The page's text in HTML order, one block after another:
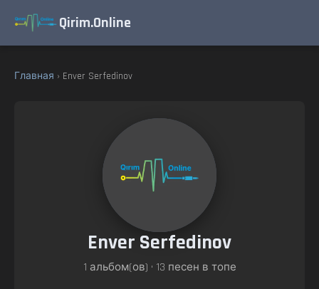
Qirim.Online
Главная › Enver Serfedinov
Enver Serfedinov
1 альбом(ов) • 13 песен в топе